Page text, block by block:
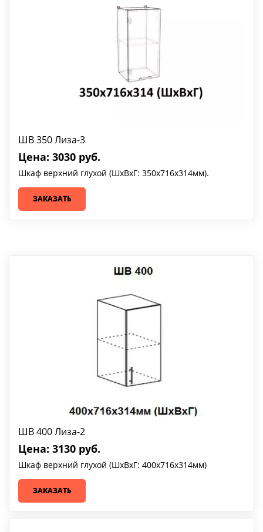
ШВ 350 Лиза-3
Цена: 3030 руб.
Шкаф верхний глухой (ШхВхГ: 350х716х314мм).
ЗАКАЗАТЬ
ШВ 400 Лиза-2
Цена: 3130 руб.
Шкаф верхний глухой (ШхВхГ: 400х716х314мм)
ЗАКАЗАТЬ